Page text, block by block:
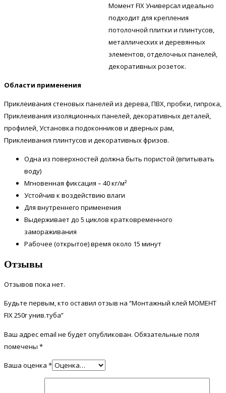
Момент FIX Универсал идеально
подходит для крепления
потолочной плитки и плинтусов,
металлических и деревянных
элементов, отделочных панелей,
декоративных розеток.
Области применения
Приклеивания стеновых панелей из дерева, ПВХ, пробки, гипрока,
Приклеивания изоляционных панелей, декоративных деталей,
профилей, Установка подоконников и дверных рам,
Приклеивания плинтусов и декоративных фризов.
Одна из поверхностей должна быть пористой (впитывать
воду)
Мгновенная фиксация – 40 кг/м²
Устойчив к воздействию влаги
Для внутреннего применения
Выдерживает до 5 циклов кратковременного
замораживания
Рабочее (открытое) время около 15 минут
Отзывы
Отзывов пока нет.
Будьте первым, кто оставил отзыв на “Монтажный клей МОМЕНТ
FIX 250г унив.туба”
Ваш адрес email не будет опубликован. Обязательные поля
помечены *
Ваша оценка *